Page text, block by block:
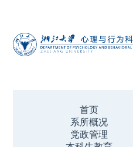
首页
系所概况
党政管理